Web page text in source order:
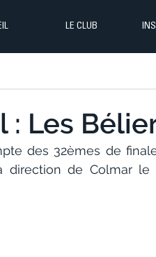
LE CLUB
: Les
des 32èmes de
direction de Colmar